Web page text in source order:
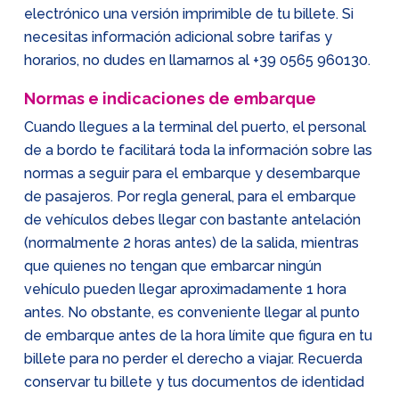
electrónico una versión imprimible de tu billete. Si
necesitas información adicional sobre tarifas y
horarios, no dudes en llamarnos al +39 0565 960130.
Normas e indicaciones de embarque
Cuando llegues a la terminal del puerto, el personal
de a bordo te facilitará toda la información sobre las
normas a seguir para el embarque y desembarque
de pasajeros. Por regla general, para el embarque
de vehículos debes llegar con bastante antelación
(normalmente 2 horas antes) de la salida, mientras
que quienes no tengan que embarcar ningún
vehículo pueden llegar aproximadamente 1 hora
antes. No obstante, es conveniente llegar al punto
de embarque antes de la hora límite que figura en tu
billete para no perder el derecho a viajar. Recuerda
conservar tu billete y tus documentos de identidad